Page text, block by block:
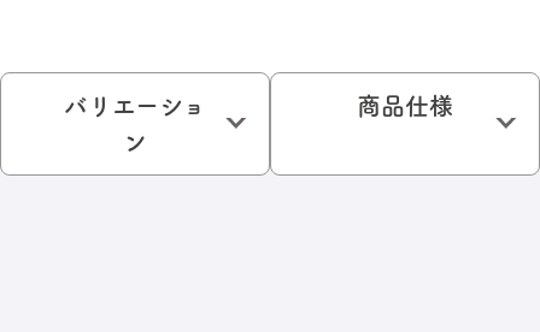
バリエーショ
ン
商品仕様